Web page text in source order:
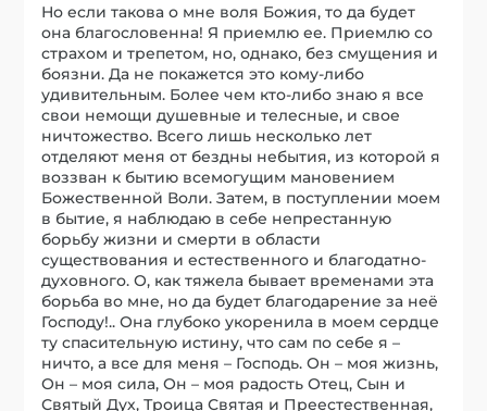
Но если такова о мне воля Божия, то да будет
она благословенна! Я приемлю ее. Приемлю со
страхом и трепетом, но, однако, без смущения и
боязни. Да не покажется это кому-либо
удивительным. Более чем кто-либо знаю я все
свои немощи душевные и телесные, и свое
ничтожество. Всего лишь несколько лет
отделяют меня от бездны небытия, из которой я
воззван к бытию всемогущим мановением
Божественной Воли. Затем, в поступлении моем
в бытие, я наблюдаю в себе непрестанную
борьбу жизни и смерти в области
существования и естественного и благодатно-
духовного. О, как тяжела бывает временами эта
борьба во мне, но да будет благодарение за неё
Господу!.. Она глубоко укоренила в моем сердце
ту спасительную истину, что сам по себе я –
ничто, а все для меня – Господь. Он – моя жизнь,
Он – моя сила, Он – моя радость Отец, Сын и
Святый Дух, Троица Святая и Преестественная,